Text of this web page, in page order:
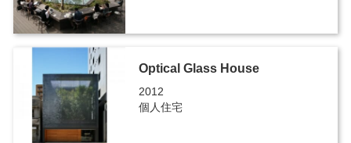
Optical Glass House
2012
個人住宅